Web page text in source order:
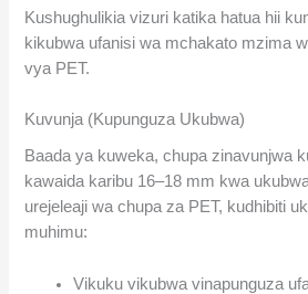
Kushughulikia vizuri katika hatua hii
kikubwa ufanisi wa mchakato mzima
vya PET.
Kuvunja (Kupunguza Ukubwa)
Baada ya kuweka, chupa zinavunjwa
kawaida karibu 16–18 mm kwa
urejeleaji wa chupa za PET, kudhibiti
muhimu:
Vikuku vikubwa vinapunguza